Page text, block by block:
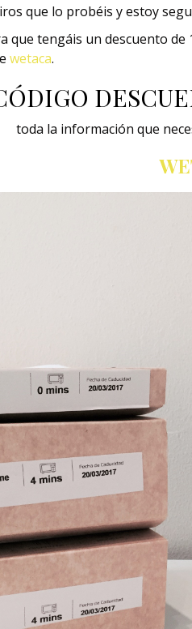
que lo probéis y estoy
que tengáis un descuento
wetaca.
toda la información que